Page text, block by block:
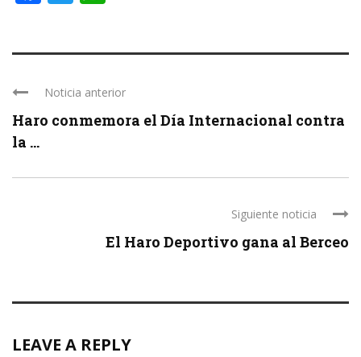
Noticia anterior
Haro conmemora el Día Internacional contra
la ...
Siguiente noticia
El Haro Deportivo gana al Berceo
LEAVE A REPLY